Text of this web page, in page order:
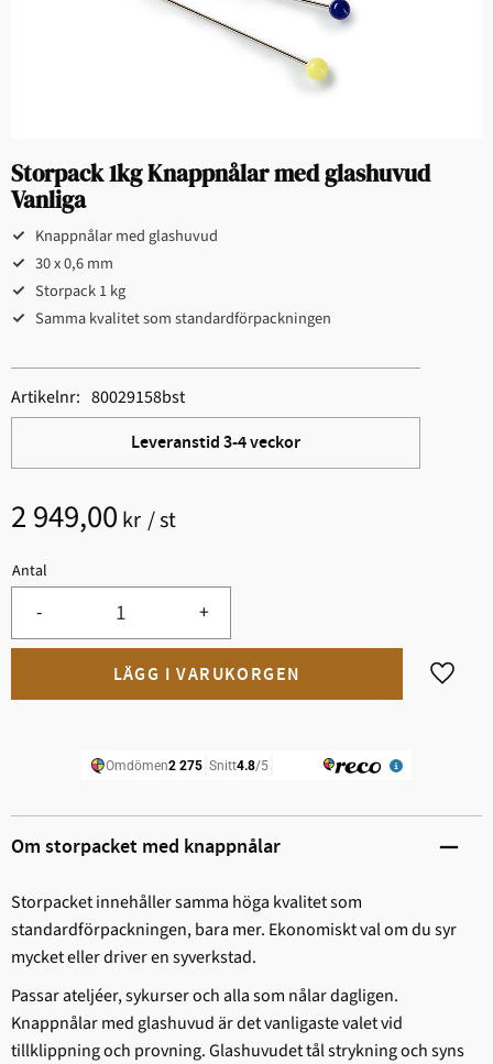
Storpack 1kg Knappnålar med glashuvud
Vanliga
Knappnålar med glashuvud
30 x 0,6 mm
Storpack 1 kg
Samma kvalitet som standardförpackningen
2 949,00 kr /st
Antal
+
-
Lägg
Leveranstid 3-4 veckor
Artikelnr 80029158bst
Om storpacket med knappnålar
Storpacket innehåller samma höga kvalitet som
standardförpackningen, bara mer. Ekonomiskt val om du syr
mycket eller driver en syverkstad.
Passar ateljéer, sykurser och alla som nålar dagligen.
Knappnålar med glashuvud är det vanligaste valet vid
tillklippning och provning. Glashuvudet tål strykning och syns